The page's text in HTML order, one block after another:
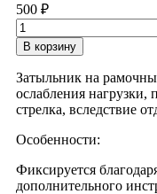
500 ₽
Количество
товара
Амортизатор
КК
Сайга
на
складной
приклад
малая
В корзину
Затыльник на
ослабления нагрузки,
стрелка, вследствие
Особенности:
Фиксируется
дополнительного